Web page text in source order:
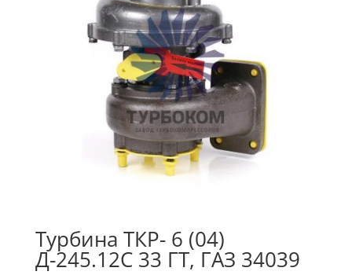
Турбина ТКР- 6 (04)
Д-245.12С 33 ГТ, ГАЗ 34039